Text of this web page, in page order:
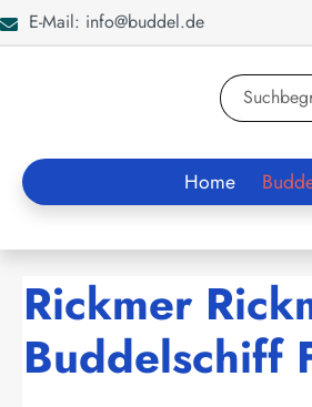
Zur Suche springen
E-Mail: info@buddel.de
Home
Rickmer
Buddelschiff